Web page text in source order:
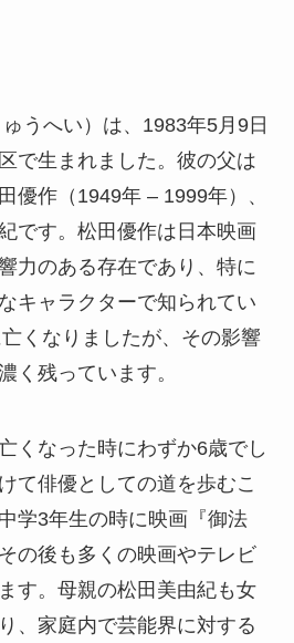
うへい）は、1983年5月9日
で生まれました。彼の父は
優作（1949年 – 1999年）、
です。松田優作は日本映画
力のある存在であり、特に
キャラクターで知られてい
くなりましたが、その影響
く残っています。
くなった時にわずか6歳でし
て俳優としての道を歩むこ
学3年生の時に映画『御法
の後も多くの映画やテレビ
す。母親の松田美由紀も女
、家庭内で芸能界に対する